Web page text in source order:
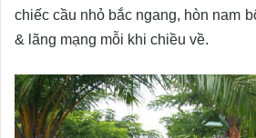
chiếc cầu nhỏ bắc ngang, hòn nam
& lãng mạng mỗi khi chiều về.